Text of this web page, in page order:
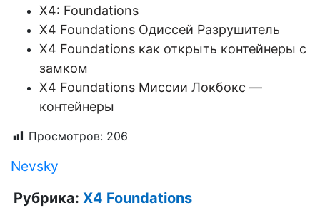
X4: Foundations
X4 Foundations Одиссей Разрушитель
X4 Foundations как открыть контейнеры с
замком
X4 Foundations Миссии Локбокс —
контейнеры
Просмотров: 206
Nevsky
Рубрика: X4 Foundations